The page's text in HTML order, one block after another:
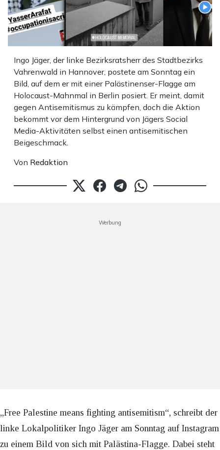
Ingo Jäger, der linke Bezirksratsherr des Stadtbezirks
Vahrenwald in Hannover, postete am Sonntag ein
Bild, auf dem er mit einer Palästinenser-Flagge am
Holocaust-Mahnmal in Berlin posiert. Er meint, damit
gegen Antisemitismus zu kämpfen, doch die Aktion
bekommt vor dem Hintergrund von Jägers Social
Media-Aktivitäten selbst einen antisemitischen
Beigeschmack.
Von Redaktion
Werbung
„Free Palestine means fighting antisemitism“, schreibt der
linke Lokalpolitiker Ingo Jäger am Sonntag auf Instagram
zu einem Bild von sich mit Palästina-Flagge. Dabei steht